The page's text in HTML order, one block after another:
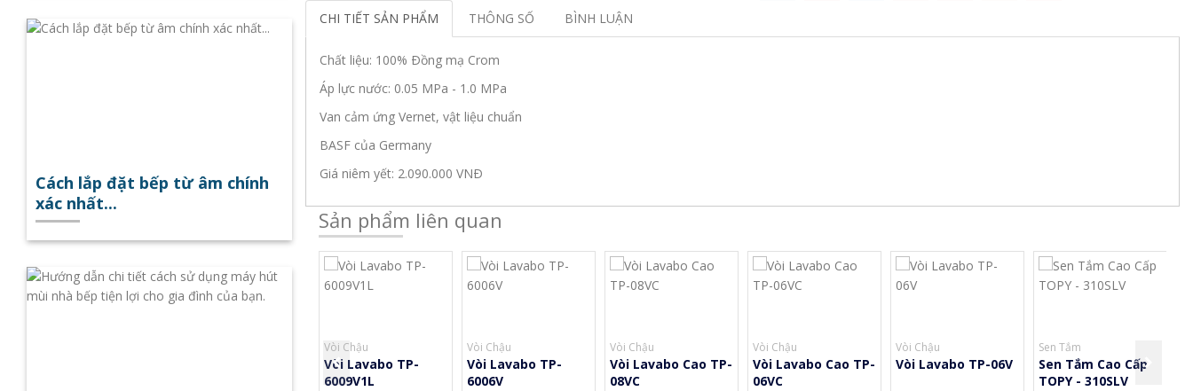
Cách lắp đặt bếp từ âm chính
xác nhất...
CHI TIẾT SẢN PHẨM THÔNG SỐ BÌNH LUẬN
Chất liệu: 100% Ðồng mạ Crom
Áp lực nước: 0.05 MPa - 1.0 MPa
Van cảm ứng Vernet, vật liệu chuẩn
BASF của Germany
Giá niêm yết: 2.090.000 VNÐ
Sản phẩm liên quan
Vòi Chậu
Vòi Lavabo TP-
6009V1L
Vòi Chậu
Vòi Lavabo TP-
6006V
Vòi Chậu
Vòi Lavabo Cao TP-
08VC
Vòi Chậu
Vòi Lavabo Cao TP-
06VC
Vòi Chậu
Vòi Lavabo TP-06V
Sen Tắm
Sen Tắm Cao Cấp
TOPY - 310SLV